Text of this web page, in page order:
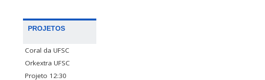
PROJETOS
Coral da UFSC
Orkextra UFSC
Projeto 12:30